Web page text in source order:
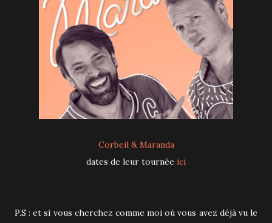
Corbeil & Maranda
dates de leur tournée ici
P.S : et si vous cherchez comme moi où vous avez déjà vu le